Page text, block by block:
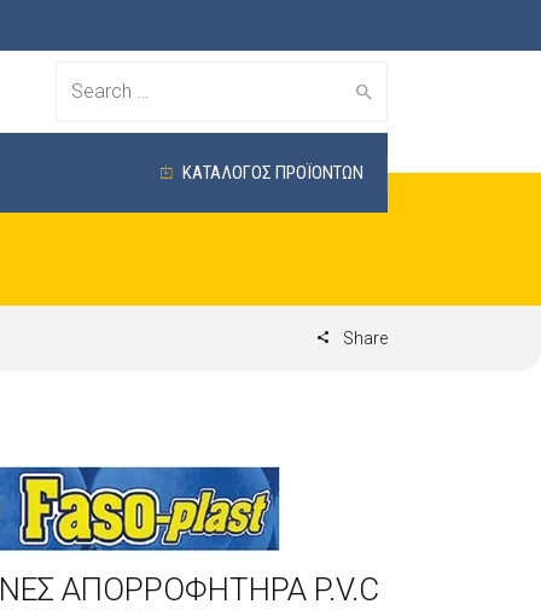
Search
ΚΑΤΑΛΟΓΟΣ ΠΡΟΪΟΝΤΩΝ
Share
ΑΠΟΡΡΟΦΗΤΗΡΑ P.V.C